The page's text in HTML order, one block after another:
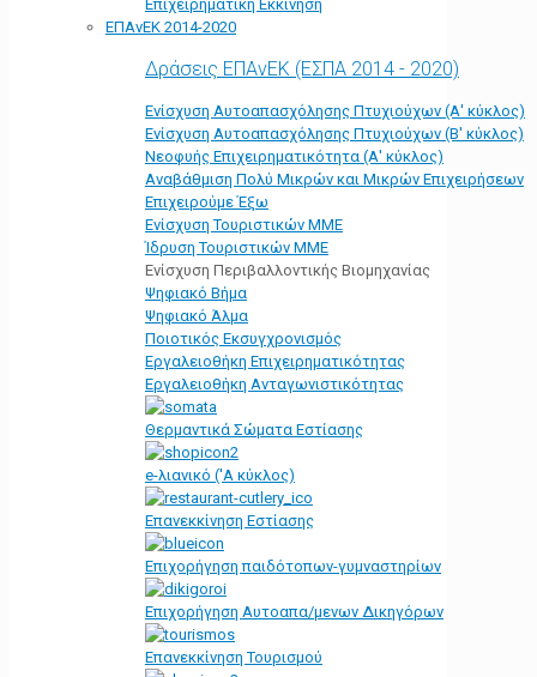
Επιχειρηματική Εκκίνηση
ΕΠΑνΕΚ 2014-2020
Δράσεις ΕΠΑνΕΚ (ΕΣΠΑ 2014 - 2020)
Ενίσχυση Αυτοαπασχόλησης Πτυχιούχων (Α' κύκλος)
Ενίσχυση Αυτοαπασχόλησης Πτυχιούχων (Β' κύκλος)
Νεοφυής Επιχειρηματικότητα (Α' κύκλος)
Αναβάθμιση Πολύ Μικρών και Μικρών Επιχειρήσεων
Επιχειρούμε Έξω
Ενίσχυση Τουριστικών ΜΜΕ
Ίδρυση Τουριστικών ΜΜΕ
Ενίσχυση Περιβαλλοντικής Βιομηχανίας
Ψηφιακό Βήμα
Ψηφιακό Άλμα
Ποιοτικός Εκσυγχρονισμός
Εργαλειοθήκη Eπιχειρηματικότητας
Εργαλειοθήκη Ανταγωνιστικότητας
Θερμαντικά Σώματα Εστίασης
e-λιανικό ('Α κύκλος)
Επανεκκίνηση Εστίασης
Επιχορήγηση παιδότοπων-γυμναστηρίων
Επιχορήγηση Αυτοαπα/μενων Δικηγόρων
Επανεκκίνηση Τουρισμού